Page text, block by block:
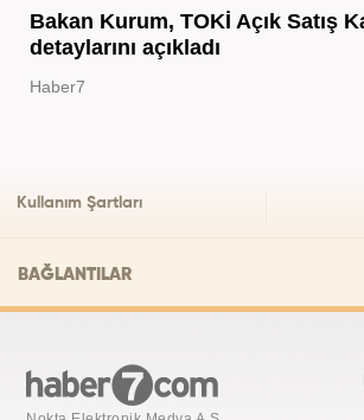
Bakan Kurum, TOKİ Açık Satış
detaylarını açıkladı
Haber7
Kullanım Şartları
BAĞLANTILAR